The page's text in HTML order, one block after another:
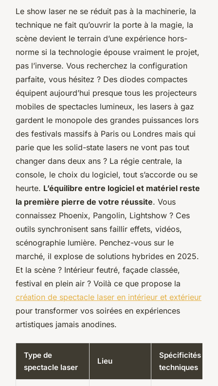
Le show laser ne se réduit pas à la machinerie, la
technique ne fait qu’ouvrir la porte à la magie, la
scène devient le terrain d’une expérience hors-
norme si la technologie épouse vraiment le projet,
pas l’inverse. Vous recherchez la configuration
parfaite, vous hésitez ? Des diodes compactes
équipent aujourd’hui presque tous les projecteurs
mobiles de spectacles lumineux, les lasers à gaz
gardent le monopole des grandes puissances lors
des festivals massifs à Paris ou Londres mais qui
parie que les solid-state lasers ne vont pas tout
changer dans deux ans ? La régie centrale, la
console, le choix du logiciel, tout s’accorde ou se
heurte. L’équilibre entre logiciel et matériel reste
la première pierre de votre réussite. Vous
connaissez Phoenix, Pangolin, Lightshow ? Ces
outils synchronisent sans faillir effets, vidéos,
scénographie lumière. Penchez-vous sur le
marché, il explose de solutions hybrides en 2025.
Et la scène ? Intérieur feutré, façade classée,
festival en plein air ? Voilà ce que propose la
création de spectacle laser en intérieur et extérieur
pour transformer vos soirées en expériences
artistiques jamais anodines.
Type de
spectacle laser
Lieu
Spécificités
techniques